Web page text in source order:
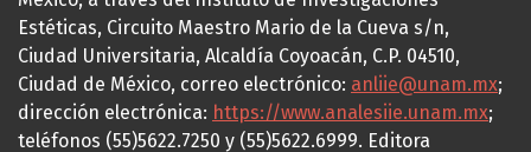
Estéticas, Circuito Maestro Mario de la Cueva s/n,
Ciudad Universitaria, Alcaldía Coyoacán, C.P. 04510,
Ciudad de México, correo electrónico: anliie@unam.mx;
dirección electrónica: https://www.analesiie.unam.mx;
teléfonos (55)5622.7250 y (55)5622.6999. Editora